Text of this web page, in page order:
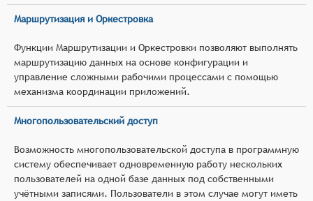
Маршрутизация и Оркестровка
Функции Маршрутизации и Оркестровки позволяют выполнять
маршрутизацию данных на основе конфигурации и
управление сложными рабочими процессами с помощью
механизма координации приложений.
Многопользовательский доступ
Возможность многопользовательской доступа в программную
систему обеспечивает одновременную работу нескольких
пользователей на одной базе данных под собственными
учётными записями. Пользователи в этом случае могут иметь